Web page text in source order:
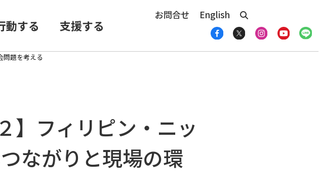
動する 支援する
お問合せ English
問題を考える
】フィリピン・ニッ
ながりと現場の環